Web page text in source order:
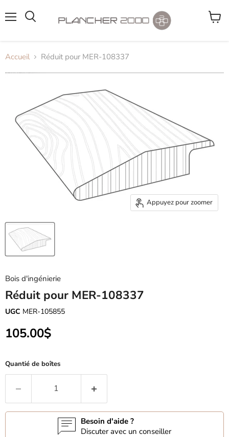
Accueil Réduit pour MER-108337
Appuyez pour zoomer
Bois d'ingénierie
Réduit pour MER-108337
UGC MER-105855
Prix actuel
105.00$
Quantié de boîtes
Besoin d'aide ?
Discuter avec un conseiller